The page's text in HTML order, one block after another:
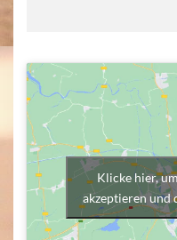
Klicke hier,
akzeptieren und